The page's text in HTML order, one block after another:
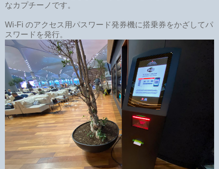
なカプチーノです。
Wi-Fi のアクセス用パスワード発券機に搭乗券をかざしてパ
スワードを発行。